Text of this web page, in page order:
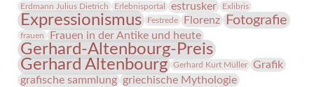
Erdmann Julius Dietrich
Erlebnisportal estrusker Exlibris
Expressionismus Festrede Florenz Fotografie
frauen Frauen in der Antike und heute
Gerhard-Altenbourg-Preis
Gerhard Altenbourg
Gerhard Kurt Müller
Grafik
grafische sammlung griechische Mythologie